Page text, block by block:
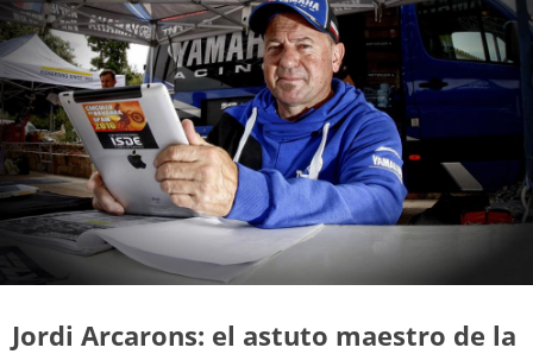
Jordi Arcarons: el astuto maestro de la